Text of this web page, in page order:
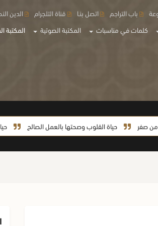
كلمات في مناسبات المكتبة الصوتية المكتبة
باب التراجم اتصل بنـا قناة التلجرام الدين
حياة القلوب وصحتها بالعمل الصالح حياة